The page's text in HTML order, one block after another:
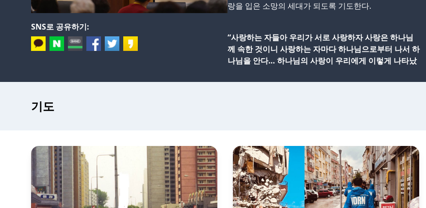
SNS로 공유하기:
랑을 입은 소망의 세대가 되도록 기도한다.
“사랑하는 자들아 우리가 서로 사랑하자 사랑은 하나님
께 속한 것이니 사랑하는 자마다 하나님으로부터 나서 하
나님을 안다… 하나님의 사랑이 우리에게 이렇게 나타났
기도